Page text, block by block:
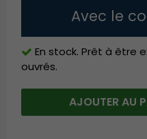
Avec le
En stock. Prêt à être
ouvrés.
AJOUTER AU